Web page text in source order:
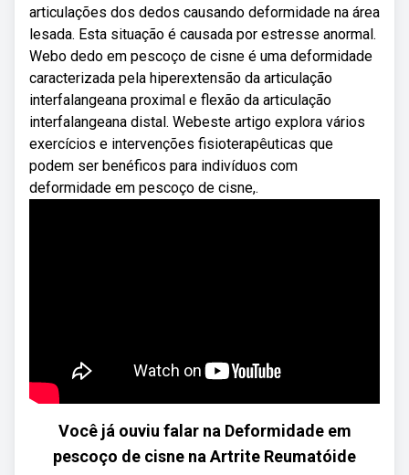
articulações dos dedos causando deformidade na área
lesada. Esta situação é causada por estresse anormal.
Webo dedo em pescoço de cisne é uma deformidade
caracterizada pela hiperextensão da articulação
interfalangeana proximal e flexão da articulação
interfalangeana distal. Webeste artigo explora vários
exercícios e intervenções fisioterapêuticas que
podem ser benéficos para indivíduos com
deformidade em pescoço de cisne,.
Você já ouviu falar na Deformidade em
pescoço de cisne na Artrite Reumatóide